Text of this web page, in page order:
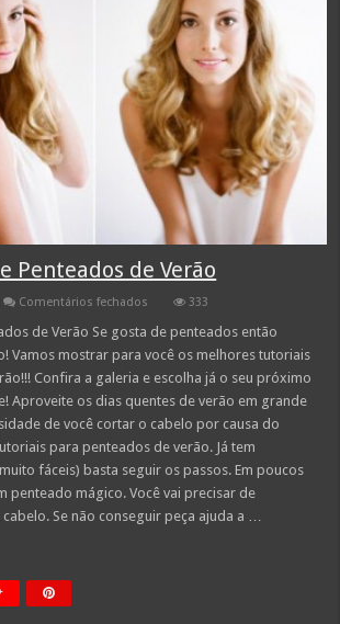
Penteados de Verão
Comentários fechados
Tutoriais
Penteados
de
Verão
333
de Verão Se gosta de penteados então
Vamos mostrar para você os melhores tutoriais
Confira a galeria e escolha já o seu próximo
Aproveite os dias quentes de verão em grande
de você cortar o cabelo por causa do
para penteados de verão. Já tem
fáceis) basta seguir os passos. Em poucos
penteado mágico. Você vai precisar de
Se não conseguir peça ajuda a …